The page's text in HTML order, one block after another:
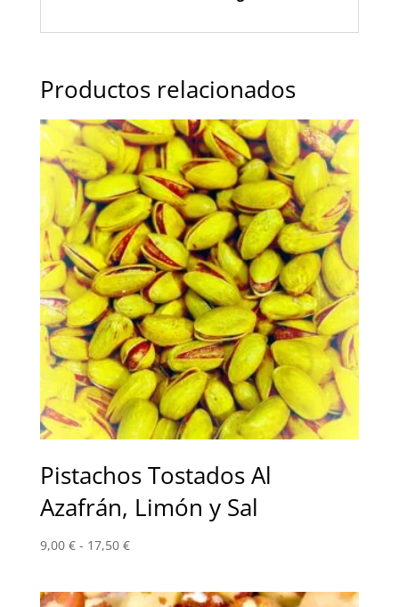
Productos relacionados
Pistachos Tostados Al
Azafrán, Limón y Sal
9,00 € - 17,50 €Rango